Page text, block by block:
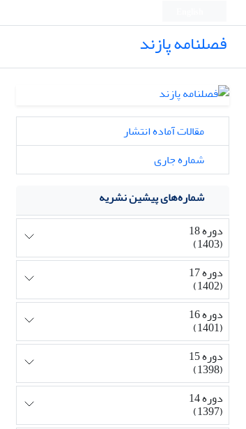
فصلنامه پازند
مقالات آماده انتشار
شماره جاری
شماره‌های پیشین نشریه
دوره 18
(1403)
دوره 17
(1402)
دوره 16
(1401)
دوره 15
(1398)
دوره 14
(1397)